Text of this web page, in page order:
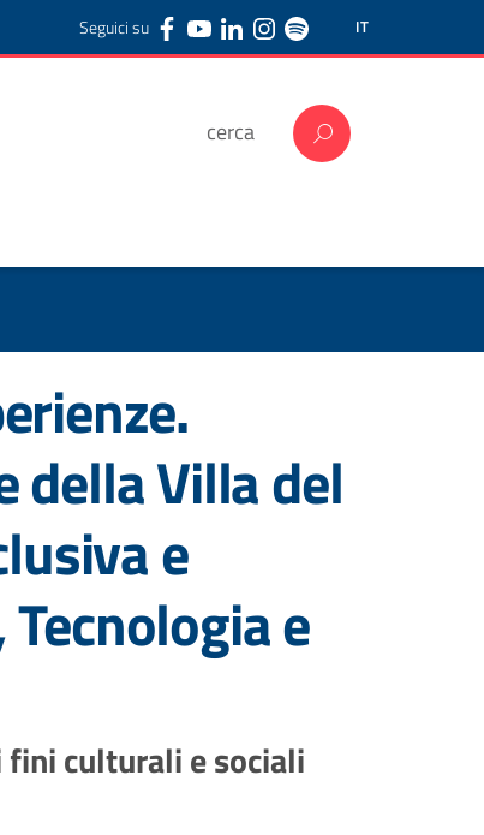
IT
Seguici su
della Villa del
e
e
culturali e sociali